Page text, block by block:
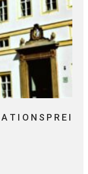
T I O N S P R E I